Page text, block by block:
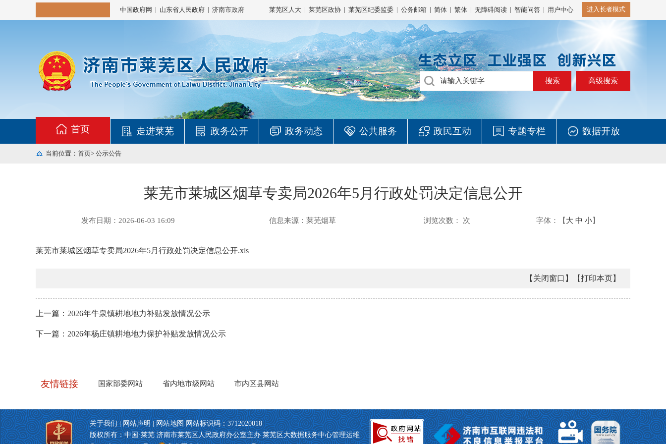
中国政府网 | 山东省人民政府 | 济南市政府 莱芜区人大 | 莱芜区政协 | 莱芜区纪委监委 | 公务邮箱 | 简体 | 繁体 | 无障碍阅读 | 智能问答 | 用户中心 进入长者模式
高级搜索
首页 走进莱芜 政务公开 政务动态 公共服务 政民互动 专题专栏 数据开放
当前位置： 首页> 公示公告
莱芜市莱城区烟草专卖局2026年5月行政处罚决定信息公开
发布日期：2026-06-03 16:09 信息来源：莱芜烟草 浏览次数： 次 字体：【 大 中 小】
莱芜市莱城区烟草专卖局2026年5月行政处罚决定信息公开.xls
【打印本页】
【关闭窗口】
上一篇： 2026年牛泉镇耕地地力补贴发放情况公示
下一篇： 2026年杨庄镇耕地地力保护补贴发放情况公示
关于我们|网站声明|网站地图网站标识码：3712020018
版权所有：中国·莱芜 济南市莱芜区人民政府办公室主办莱芜区大数据服务中心管理运维